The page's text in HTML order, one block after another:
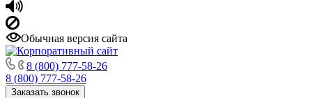
Обычная версия сайта
8 (800) 777-58-26
8 (800) 777-58-26
Заказать звонок